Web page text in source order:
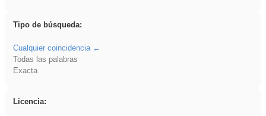
Tipo de búsqueda:
Cualquier coincidencia
Todas las palabras
Exacta
Licencia: